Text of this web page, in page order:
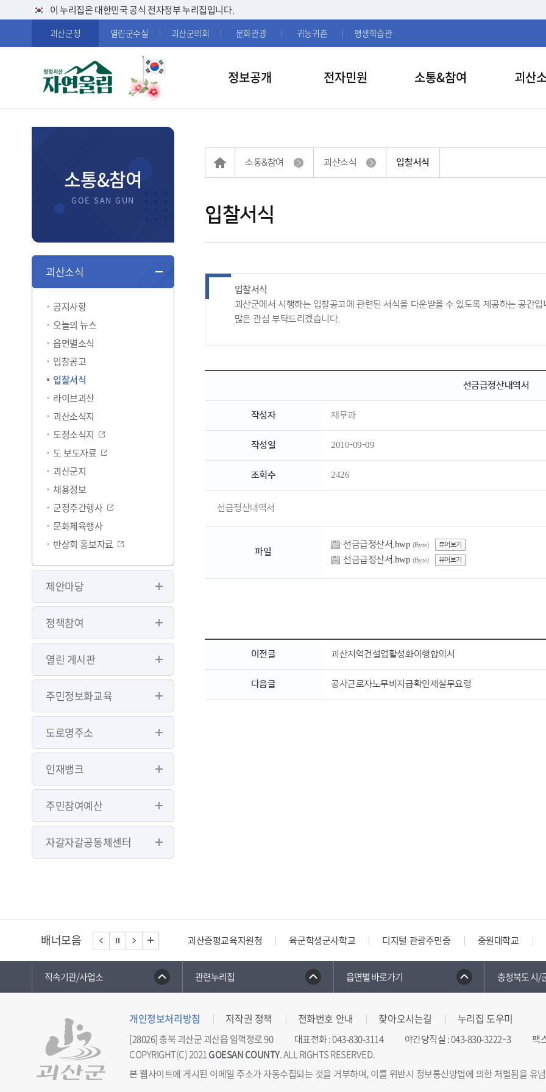
이 누리집은 대한민국 공식 전자정부 누리집입니다.
괴산군청 열린군수실 괴산군의회 문화관광 귀농귀촌 평생학습관
정보공개 전자민원 소통&참여 괴산
소통&참여
괴산소식
공지사항
오늘의 뉴스
읍면별소식
입찰공고
입찰서식
라이브괴산
괴산소식지
도정소식지
도 보도자료
괴산군지
채용정보
군정주간행사
문화체육행사
반상회 홍보자료
제안마당
정책참여
열린 게시판
주민정보화교육
도로명주소
인재뱅크
주민참여예산
자갈자갈공동체센터
입찰서식
소통&참여 괴산소식 입찰서식
입찰서식
괴산군에서 시행하는 입찰공고에 관련된 서식을 다운받을 수 있도록 제공하는 공간입
많은 관심 부탁드리겠습니다.
선금급정산내역서
작성자 재무과
작성일 2010-09-09
조회수 2426
선금정산내역서
파일
선금급정산서.hwp (Byte) 뷰어보기
선금급정산서.hwp (Byte) 뷰어보기
이전글 괴산지역건설업활성화이행합의서
다음글 공사근로자노무비지급확인제실무요령
배너모음 괴산증평교육지원청 육군학생군사학교 디지털 관광주민증 중원대학교
직속기관/사업소 관련누리집 읍면별 바로가기 충청북도 시/
개인정보처리방침 저작권 정책 전화번호 안내 찾아오시는길 누리집 도우미
[28026] 충북 괴산군 괴산읍 임꺽정로 90 대표전화:043-830-3114 야간당직실 :043-830-3222~3
팩
COPYRIGHT(C) 2021GOESAN COUNTY. ALL RIGHTS RESERVED.
본 웹사이트에 게시된 이메일 주소가 자동수집되는 것을 거부하며, 이를 위반시 정보통신망법에 의한 처벌됨을 유